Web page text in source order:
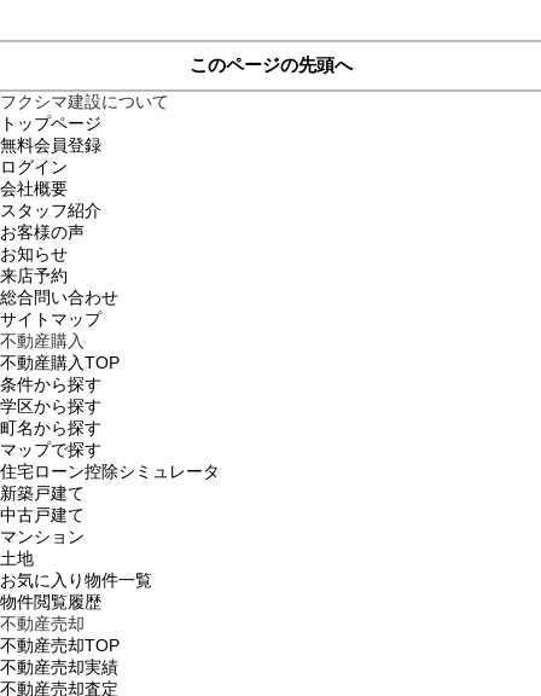
このページの先頭へ
フクシマ建設について
トップページ
無料会員登録
ログイン
会社概要
スタッフ紹介
お客様の声
お知らせ
来店予約
総合問い合わせ
サイトマップ
不動産購入
不動産購入TOP
条件から探す
学区から探す
町名から探す
マップで探す
住宅ローン控除シミュレータ
新築戸建て
中古戸建て
マンション
土地
お気に入り物件一覧
物件閲覧履歴
不動産売却
不動産売却TOP
不動産売却実績
不動産売却査定